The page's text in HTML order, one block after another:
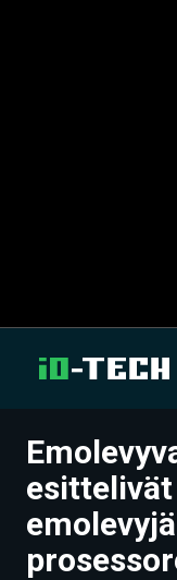
UUTISET
ARTIKKELIT
VIDEOT
esittelivät